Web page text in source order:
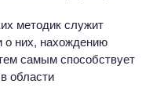
методик служит
о них, нахождению
самым способствует
области